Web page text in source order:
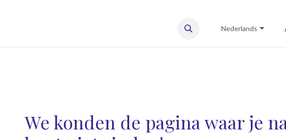
Onze leden Blog
Nederlands
Fout 404
We konden de pagina waar je